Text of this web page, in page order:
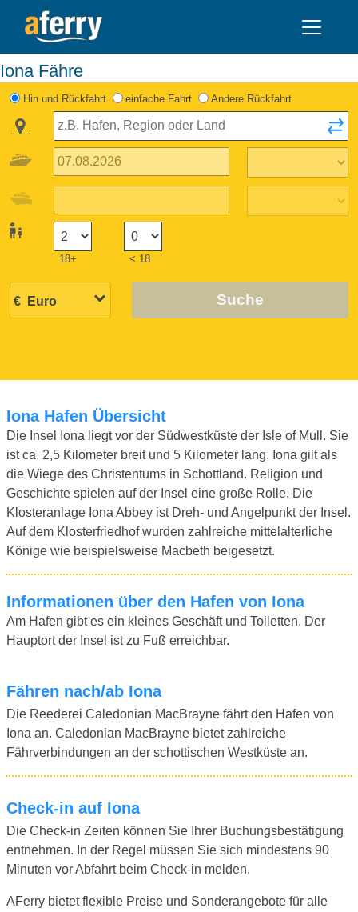
Iona Fähre
Hin und Rückfahrt einfache Fahrt Andere Rückfahrt
18+ < 18
Suche
Iona Hafen Übersicht
Die Insel Iona liegt vor der Südwestküste der Isle of Mull. Sie
ist ca. 2,5 Kilometer breit und 5 Kilometer lang. Iona gilt als
die Wiege des Christentums in Schottland. Religion und
Geschichte spielen auf der Insel eine große Rolle. Die
Klosteranlage Iona Abbey ist Dreh- und Angelpunkt der Insel.
Auf dem Klosterfriedhof wurden zahlreiche mittelalterliche
Könige wie beispielsweise Macbeth beigesetzt.
Informationen über den Hafen von Iona
Am Hafen gibt es ein kleines Geschäft und Toiletten. Der
Hauptort der Insel ist zu Fuß erreichbar.
Fähren nach/ab Iona
Die Reederei Caledonian MacBrayne fährt den Hafen von
Iona an. Caledonian MacBrayne bietet zahlreiche
Fährverbindungen an der schottischen Westküste an.
Check-in auf Iona
Die Check-in Zeiten können Sie Ihrer Buchungsbestätigung
entnehmen. In der Regel müssen Sie sich mindestens 90
Minuten vor Abfahrt beim Check-in melden.
AFerry bietet flexible Preise und Sonderangebote für alle